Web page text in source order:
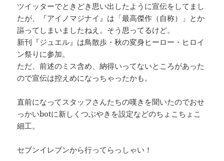
ツイッターでときどき思い出したように宣伝をしてまし
たが、『アイノマジナイ』は「最高傑作（自称）」とか
謳ってしまいましたねえ。そう思ってるけど。
新刊『ジュエル』は鳥散歩・秋の変身ヒーロー・ヒロイ
ン祭りに参加。
ただ、前述のミス含め、納得いってないところがあった
ので宣伝は控えめになっちゃったかも。
直前になってスタッフさんたちの嘆きを聞いたのでおせ
っかいbotに新しくつぶやきを設定などのちょこちょこ
細工。
セブンイレブンから行ってらっしゃい！